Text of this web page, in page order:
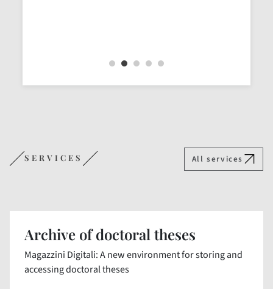
SERVICES All services
Archive of doctoral theses
Magazzini Digitali: A new environment for storing and
accessing doctoral theses